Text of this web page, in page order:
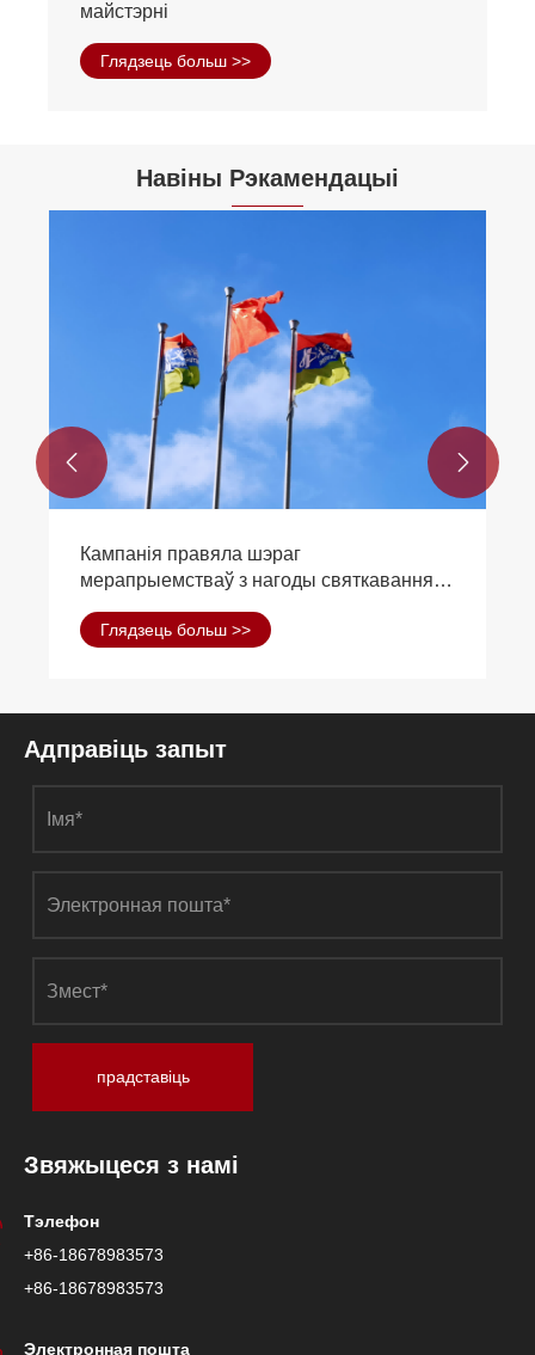
Навіны Рэкамендацыі
Якое ўздзеянне на навакольнае
асяроддзе будаўніцтва сталёвага
Глядзець больш >>
 
Адправіць запыт
прадставіць
Звяжыцеся з намі
Тэлефон
+86-18678983573
+86-18678983573
Электронная пошта